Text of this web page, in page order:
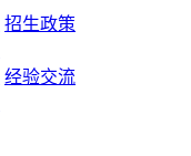
招生政策
经验交流